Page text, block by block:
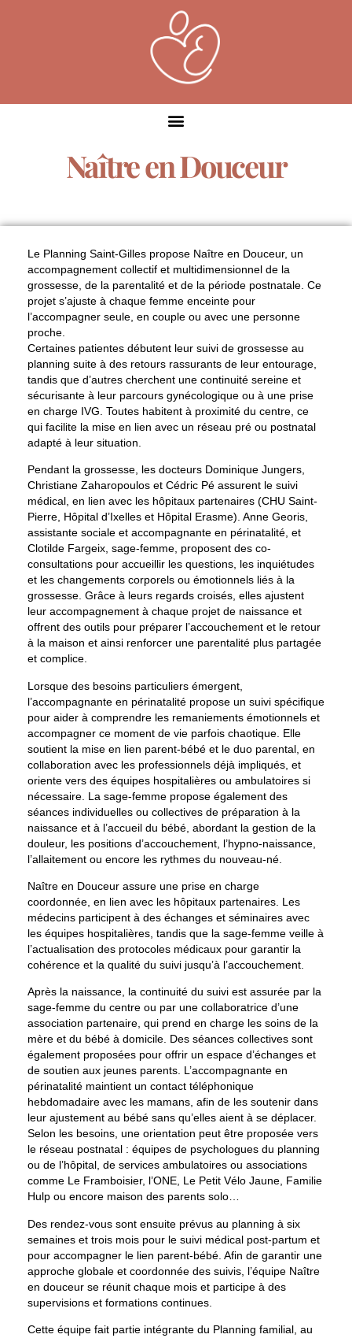
Naître en Douceur
Le Planning Saint-Gilles propose Naître en Douceur, un
accompagnement collectif et multidimensionnel de la
grossesse, de la parentalité et de la période postnatale . Ce
projet s’ajuste à chaque femme enceinte pour
l’accompagner seule, en couple ou avec une personne
proche.
Certaines patientes débutent leur suivi de grossesse au
planning suite à des retours rassurants de leur entourage,
tandis que d’autres cherchent une continuité sereine et
sécurisante à leur parcours gynécologique ou à une prise
en charge IVG. Toutes habitent à proximité du centre, ce
qui facilite la mise en lien avec un réseau pré ou postnatal
adapté à leur situation.
Pendant la grossesse, les docteurs Dominique Jungers,
Christiane Zaharopoulos et Cédric Pé assurent le suivi
médical, en lien avec les hôpitaux partenaires (CHU Saint-
Pierre, Hôpital d’Ixelles et Hôpital Erasme). Anne Georis,
assistante sociale et accompagnante en périnatalité, et
Clotilde Fargeix, sage-femme, proposent des co-
consultations pour accueillir les questions, les inquiétudes
et les changements corporels ou émotionnels liés à la
grossesse. Grâce à leurs regards croisés, elles ajustent
leur accompagnement à chaque projet de naissance et
offrent des outils pour préparer l’accouchement et le retour
à la maison et ainsi renforcer une parentalité plus partagée
et complice.
Lorsque des besoins particuliers émergent,
l’accompagnante en périnatalité propose un suivi spécifique
pour aider à comprendre les remaniements émotionnels et
accompagner ce moment de vie parfois chaotique. Elle
soutient la mise en lien parent-bébé et le duo parental, en
collaboration avec les professionnels déjà impliqués, et
oriente vers des équipes hospitalières ou ambulatoires si
nécessaire. La sage-femme propose également des
séances individuelles ou collectives de préparation à la
naissance et à l’accueil du bébé, abordant la gestion de la
douleur, les positions d’accouchement, l’hypno-naissance,
l’allaitement ou encore les rythmes du nouveau-né.
Naître en Douceur assure une prise en charge
coordonnée, en lien avec les hôpitaux partenaires. Les
médecins participent à des échanges et séminaires avec
les équipes hospitalières, tandis que la sage-femme veille à
l’actualisation des protocoles médicaux pour garantir la
cohérence et la qualité du suivi jusqu’à l’accouchement.
Après la naissance, la continuité du suivi est assurée par la
sage-femme du centre ou par une collaboratrice d’une
association partenaire, qui prend en charge les soins de la
mère et du bébé à domicile. Des séances collectives sont
également proposées pour offrir un espace d’échanges et
de soutien aux jeunes parents. L’accompagnante en
périnatalité maintient un contact téléphonique
hebdomadaire avec les mamans, afin de les soutenir dans
leur ajustement au bébé sans qu’elles aient à se déplacer.
Selon les besoins, une orientation peut être proposée vers
le réseau postnatal : équipes de psychologues du planning
ou de l’hôpital, de services ambulatoires ou associations
comme Le Framboisier, l’ONE, Le Petit Vélo Jaune, Familie
Hulp ou encore maison des parents solo…
Des rendez-vous sont ensuite prévus au planning à six
semaines et trois mois pour le suivi médical post-partum et
pour accompagner le lien parent-bébé. Afin de garantir une
approche globale et coordonnée des suivis, l’équipe Naître
en douceur se réunit chaque mois et participe à des
supervisions et formations continues.
Cette équipe fait partie intégrante du Planning familial, au